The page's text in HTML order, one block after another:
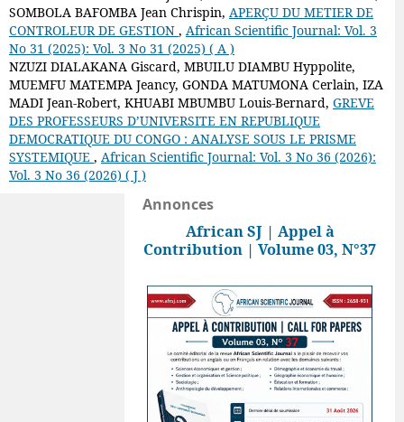
SOMBOLA BAFOMBA Jean Chrispin, APERÇU DU METIER DE
CONTROLEUR DE GESTION , African Scientific Journal: Vol. 3
No 31 (2025): Vol. 3 No 31 (2025) ( A )
NZUZI DIALAKANA Giscard, MBUILU DIAMBU Hyppolite,
MUEMFU MATEMPA Jeancy, GONDA MATUMONA Cerlain, IZA
MADI Jean-Robert, KHUABI MBUMBU Louis-Bernard, GREVE
DES PROFESSEURS D’UNIVERSITE EN REPUBLIQUE
DEMOCRATIQUE DU CONGO : ANALYSE SOUS LE PRISME
SYSTEMIQUE , African Scientific Journal: Vol. 3 No 36 (2026):
Vol. 3 No 36 (2026) ( J )
Annonces
African SJ | Appel à
Contribution | Volume 03, N°37